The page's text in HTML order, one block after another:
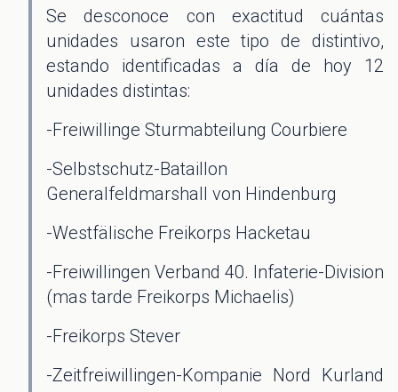
Se desconoce con exactitud cuántas
unidades usaron este tipo de distintivo,
estando identificadas a día de hoy 12
unidades distintas:
-Freiwillinge Sturmabteilung Courbiere
-Selbstschutz-Bataillon
Generalfeldmarshall von Hindenburg
-Westfälische Freikorps Hacketau
-Freiwillingen Verband 40. Infaterie-Division
(mas tarde Freikorps Michaelis)
-Freikorps Stever
-Zeitfreiwillingen-Kompanie Nord Kurland